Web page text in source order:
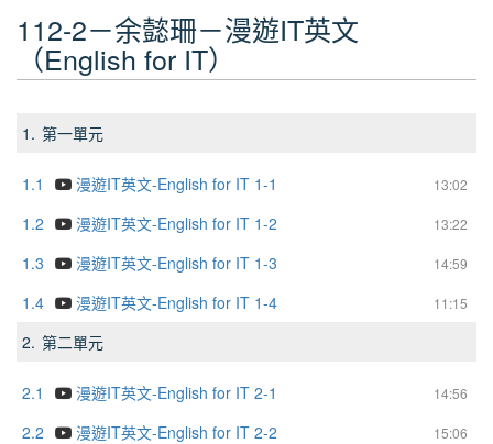
112-2－余懿珊－漫遊IT英文
（English for IT）
1. 第一單元
1.1 13:02
漫遊IT英文-English for IT 1-1
1.2
13:22
漫遊IT英文-English for IT 1-2
1.3
14:59
漫遊IT英文-English for IT 1-3
1.4
11:15
漫遊IT英文-English for IT 1-4
2. 第二單元
2.1 14:56
漫遊IT英文-English for IT 2-1
2.2
15:06
漫遊IT英文-English for IT 2-2